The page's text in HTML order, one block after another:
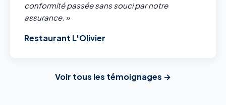
conformité passée sans souci par notre
assurance. »
Restaurant L'Olivier
Voir tous les témoignages →